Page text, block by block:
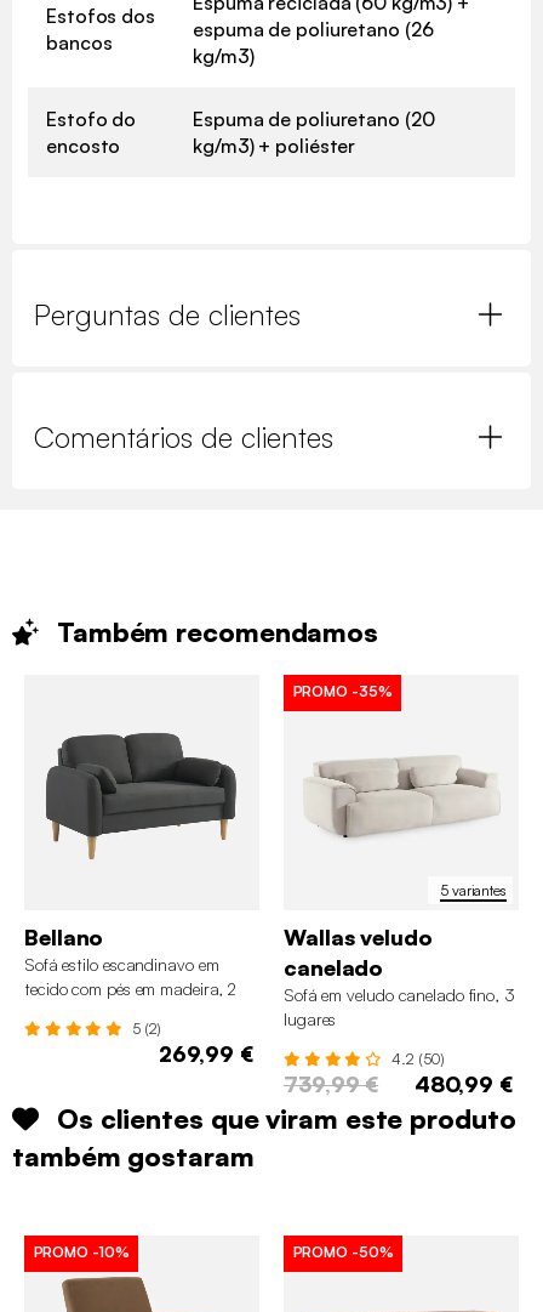
Estofos dos
bancos
espuma de poliuretano (26
kg/m3)
Estofo do
encosto
Espuma de poliuretano (20
kg/m3) + poliéster
Perguntas de clientes
Comentários de clientes
Também recomendamos
Bellano
Sofá estilo escandinavo em
tecido com pés em madeira, 2
5 (2)
269,99 €
5 variantes
PROMO -35%
Wallas veludo
canelado
Sofá em veludo canelado fino, 3
lugares
4.2 (50)
739,99 € 480,99 €
Os clientes que viram este produto
também gostaram
PROMO -10% PROMO -50%